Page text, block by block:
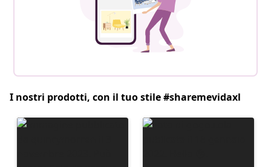
I nostri prodotti, con il tuo stile #sharemevidaxl